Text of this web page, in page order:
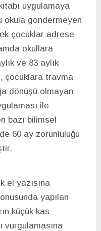
uygulamaya
okula göndermeyen
çocuklar adrese
okullara
ve 83 aylık
çocuklara travma
dönüşü olmayan
ile
bazı bilimsel
60 ay zorunluluğu
el yazısına
yapılan
küçük kas
vurgulamasına